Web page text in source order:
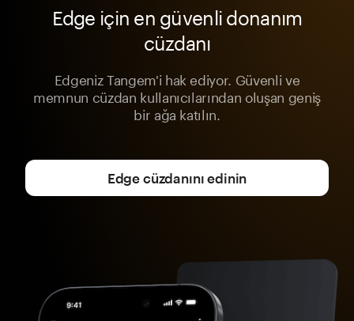
Edge için en güvenli donanım
cüzdanı
Edgeniz Tangem'i hak ediyor. Güvenli ve
memnun cüzdan kullanıcılarından oluşan geniş
bir ağa katılın.
Edge cüzdanını edinin